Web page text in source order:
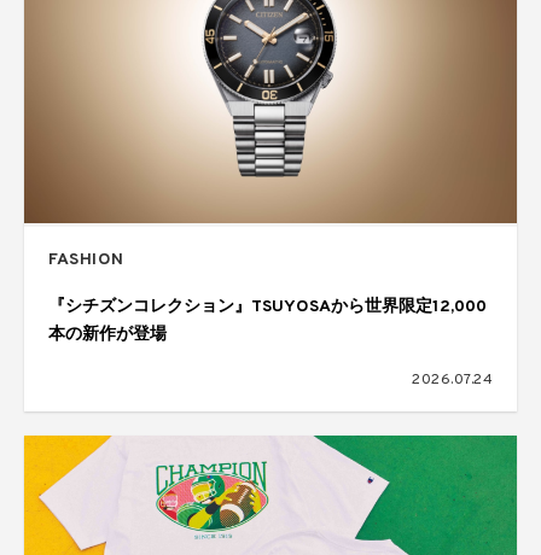
FASHION
『シチズンコレクション』TSUYOSAから世界限定12,000
本の新作が登場
2026.07.24